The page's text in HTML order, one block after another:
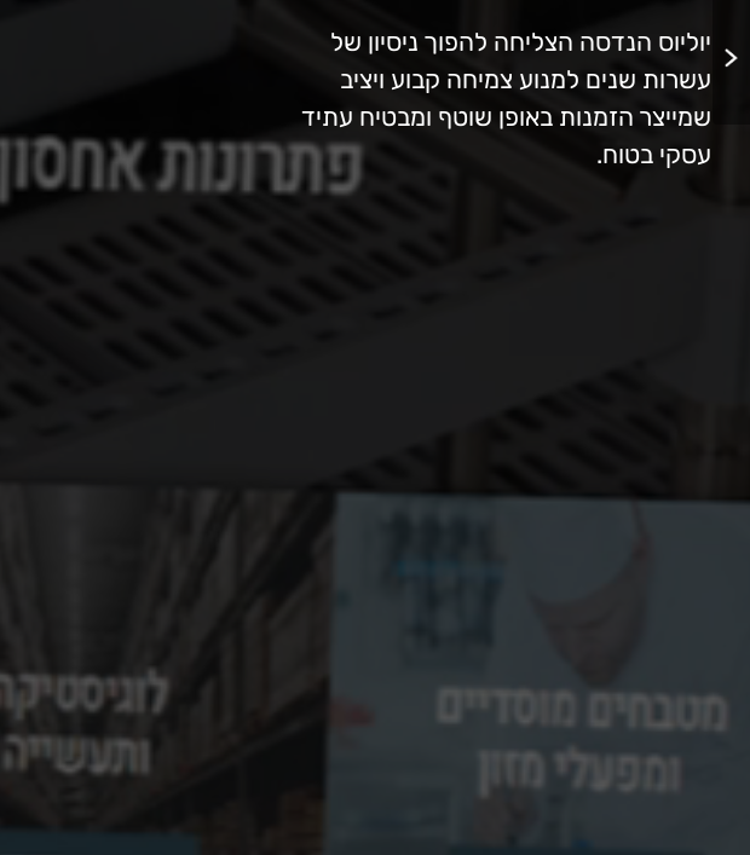
יוליוס הנדסה הצליחה להפוך ניסיון של
עשרות שנים למנוע צמיחה קבוע ויציב
שמייצר הזמנות באופן שוטף ומבטיח עתיד
עסקי בטוח.